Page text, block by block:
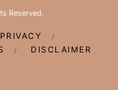
Reserved.
PRIVACY
DISCLAIMER